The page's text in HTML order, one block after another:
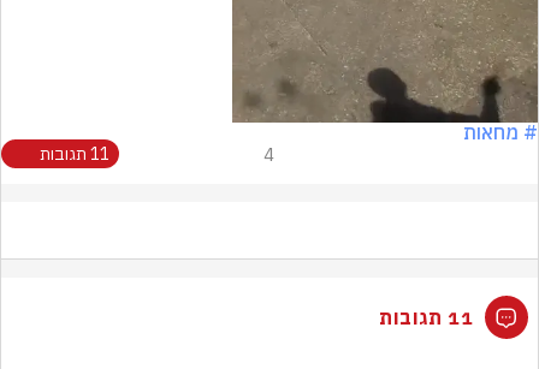
# מחאות
4 11 תגובות
11 תגובות